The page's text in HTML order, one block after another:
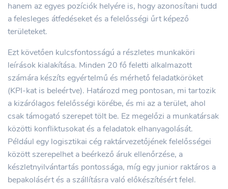
hanem az egyes pozíciók helyére is, hogy azonosítani tudd
a felesleges átfedéseket és a felelősségi űrt képező
területeket.
Ezt követően kulcsfontosságú a részletes munkaköri
leírások kialakítása. Minden 20 fő feletti alkalmazott
számára készíts egyértelmű és mérhető feladatköröket
(KPI-kat is beleértve). Határozd meg pontosan, mi tartozik
a kizárólagos felelősségi körébe, és mi az a terület, ahol
csak támogató szerepet tölt be. Ez megelőzi a munkatársak
közötti konfliktusokat és a feladatok elhanyagolását.
Például egy logisztikai cég raktárvezetőjének felelősségei
között szerepelhet a beérkező áruk ellenőrzése, a
készletnyilvántartás pontossága, míg egy junior raktáros a
bepakolásért és a szállításra való előkészítésért felel.